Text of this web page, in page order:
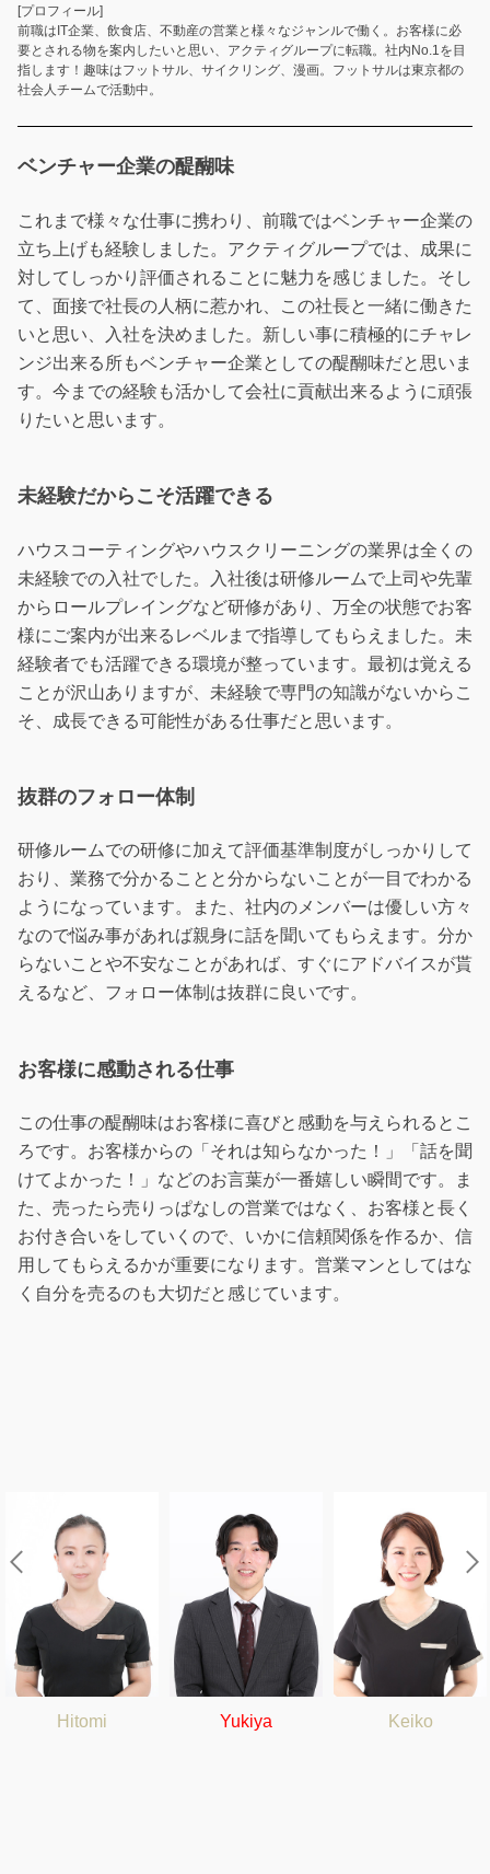
[プロフィール]
前職はIT企業、飲食店、不動産の営業と様々なジャンルで働く。お客様に必
要とされる物を案内したいと思い、アクティグループに転職。社内No.1を目
指します！趣味はフットサル、サイクリング、漫画。フットサルは東京都の
社会人チームで活動中。
ベンチャー企業の醍醐味
これまで様々な仕事に携わり、前職ではベンチャー企業の
立ち上げも経験しました。アクティグループでは、成果に
対してしっかり評価されることに魅力を感じました。そし
て、面接で社長の人柄に惹かれ、この社長と一緒に働きた
いと思い、入社を決めました。新しい事に積極的にチャレ
ンジ出来る所もベンチャー企業としての醍醐味だと思いま
す。今までの経験も活かして会社に貢献出来るように頑張
りたいと思います。
未経験だからこそ活躍できる
ハウスコーティングやハウスクリーニングの業界は全くの
未経験での入社でした。入社後は研修ルームで上司や先輩
からロールプレイングなど研修があり、万全の状態でお客
様にご案内が出来るレベルまで指導してもらえました。未
経験者でも活躍できる環境が整っています。最初は覚える
ことが沢山ありますが、未経験で専門の知識がないからこ
そ、成長できる可能性がある仕事だと思います。
抜群のフォロー体制
研修ルームでの研修に加えて評価基準制度がしっかりして
おり、業務で分かることと分からないことが一目でわかる
ようになっています。また、社内のメンバーは優しい方々
なので悩み事があれば親身に話を聞いてもらえます。分か
らないことや不安なことがあれば、すぐにアドバイスが貰
えるなど、フォロー体制は抜群に良いです。
お客様に感動される仕事
この仕事の醍醐味はお客様に喜びと感動を与えられるとこ
ろです。お客様からの「それは知らなかった！」「話を聞
けてよかった！」などのお言葉が一番嬉しい瞬間です。ま
た、売ったら売りっぱなしの営業ではなく、お客様と長く
お付き合いをしていくので、いかに信頼関係を作るか、信
用してもらえるかが重要になります。営業マンとしてはな
く自分を売るのも大切だと感じています。
Hitomi Yukiya Keiko